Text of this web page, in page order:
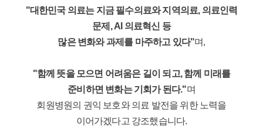
"대한민국 의료는 지금 필수의료와 지역의료, 의료인력
문제, AI 의료혁신 등
많은 변화와 과제를 마주하고 있다"며,
"함께 뜻을 모으면 어려움은 길이 되고, 함께 미래를
준비하면 변화는 기회가 된다."며
회원병원의 권익 보호와 의료 발전을 위한 노력을
이어가겠다고 강조했습니다.